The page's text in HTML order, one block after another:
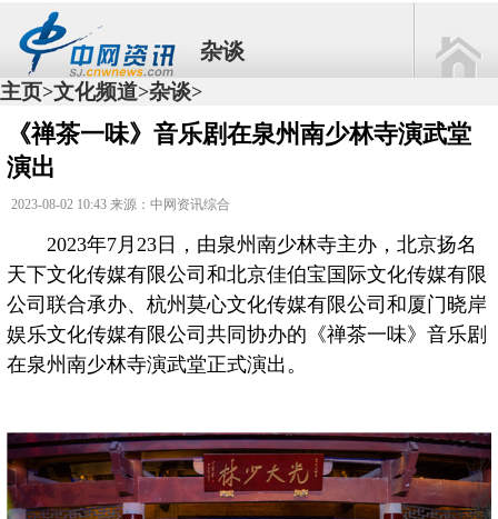
杂谈
主页>文化频道>杂谈>
《禅茶一味》音乐剧在泉州南少林寺演武堂
演出
2023-08-02 10:43 来源：中网资讯综合
2023年7月23日，由泉州南少林寺主办，北京扬名
天下文化传媒有限公司和北京佳伯宝国际文化传媒有限
公司联合承办、杭州莫心文化传媒有限公司和厦门晓岸
娱乐文化传媒有限公司共同协办的《禅茶一味》音乐剧
在泉州南少林寺演武堂正式演出。